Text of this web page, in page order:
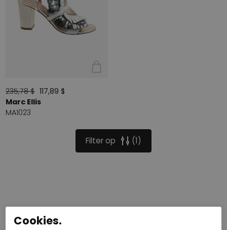
235,78 $ 117,89 $
Marc Ellis
MA1023
Filter op 1
Cookies.